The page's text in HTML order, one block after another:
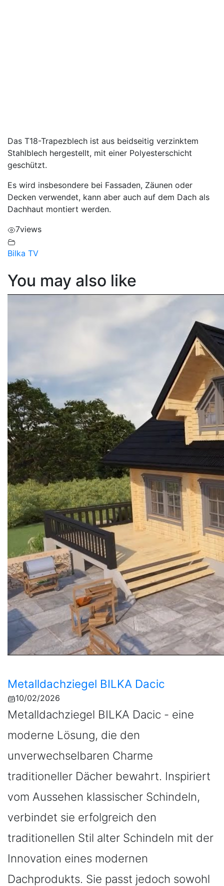
Das T18-Trapezblech ist aus beidseitig verzinktem
Stahlblech hergestellt, mit einer Polyesterschicht
geschützt.
Es wird insbesondere bei Fassaden, Zäunen oder
Decken verwendet, kann aber auch auf dem Dach als
Dachhaut montiert werden.
7views
Bilka TV
You may also like
Metalldachziegel BILKA Dacic
10/02/2026
Metalldachziegel BILKA Dacic - eine
moderne Lösung, die den
unverwechselbaren Charme
traditioneller Dächer bewahrt. Inspiriert
vom Aussehen klassischer Schindeln,
verbindet sie erfolgreich den
traditionellen Stil alter Schindeln mit der
Innovation eines modernen
Dachprodukts. Sie passt jedoch sowohl